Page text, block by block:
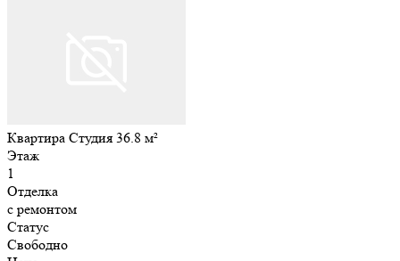
Квартира Студия 36.8 м²
Этаж
1
Отделка
с ремонтом
Статус
Свободно